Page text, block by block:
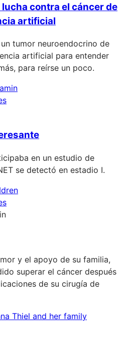
lucha contra el cáncer de
artificial
tumor neuroendocrino de
artificial para entender
para reírse un poco.
en un estudio de
se detectó en estadio I.
y el apoyo de su familia,
superar el cáncer después
de su cirugía de